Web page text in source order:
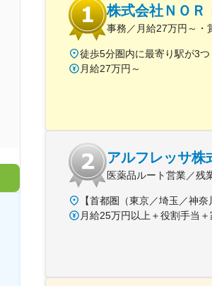
株式会社ＮＯＲ
事務／月給27万円～・
月給27万円～
アルフレッサ株
医薬品ルート営業／残